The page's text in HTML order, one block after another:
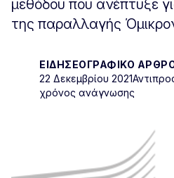
μεθόδου που ανέπτυξε
της παραλλαγής
ΕΙΔΗΣΕΟΓΡΑΦΙΚΌ
22 Δεκεμβρίου 2021
χρόνος ανάγνωσης